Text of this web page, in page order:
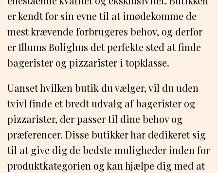
er kendt for sin evne til at imødekomme de
mest krævende forbrugeres behov, og derfor
er Illums Bolighus det perfekte sted at finde
bagerister og pizzarister i topklasse.
Uanset hvilken butik du vælger, vil du uden
tvivl finde et bredt udvalg af bagerister og
pizzarister, der passer til dine behov og
præferencer. Disse butikker har dedikeret sig
til at give dig de bedste muligheder inden for
produktkategorien og kan hjælpe dig med at